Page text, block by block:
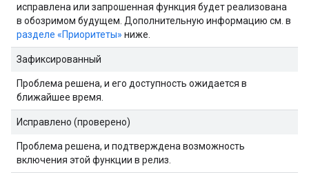
исправлена ​​или запрошенная функция будет реализована
в обозримом будущем. Дополнительную информацию см. в
разделе «Приоритеты» ниже.
Зафиксированный
Проблема решена, и его доступность ожидается в
ближайшее время.
Исправлено (проверено)
Проблема решена, и подтверждена возможность
включения этой функции в релиз.